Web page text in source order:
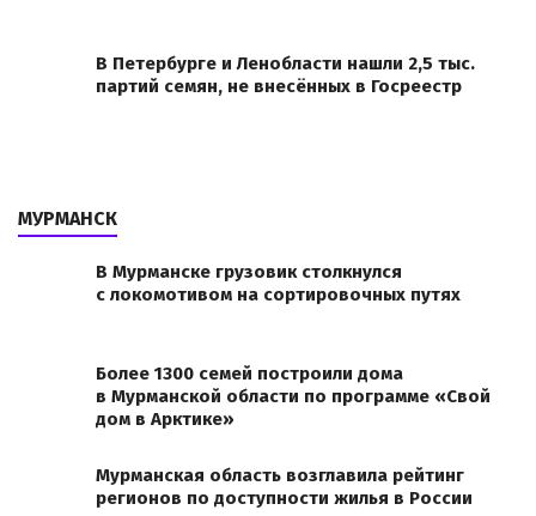
В Петербурге и Ленобласти нашли 2,5 тыс.
партий семян, не внесённых в Госреестр
МУРМАНСК
В Мурманске грузовик столкнулся
с локомотивом на сортировочных путях
Более 1300 семей построили дома
в Мурманской области по программе «Свой
дом в Арктике»
Мурманская область возглавила рейтинг
регионов по доступности жилья в России